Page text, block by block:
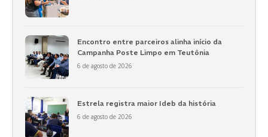
Encontro entre parceiros alinha início da
Campanha Poste Limpo em Teutônia
6 de agosto de 2026
Estrela registra maior Ideb da história
6 de agosto de 2026